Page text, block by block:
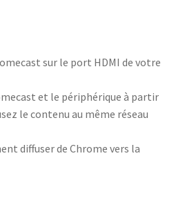
sur le port HDMI de votre
et le périphérique à partir
le contenu au même réseau
diffuser de Chrome vers la